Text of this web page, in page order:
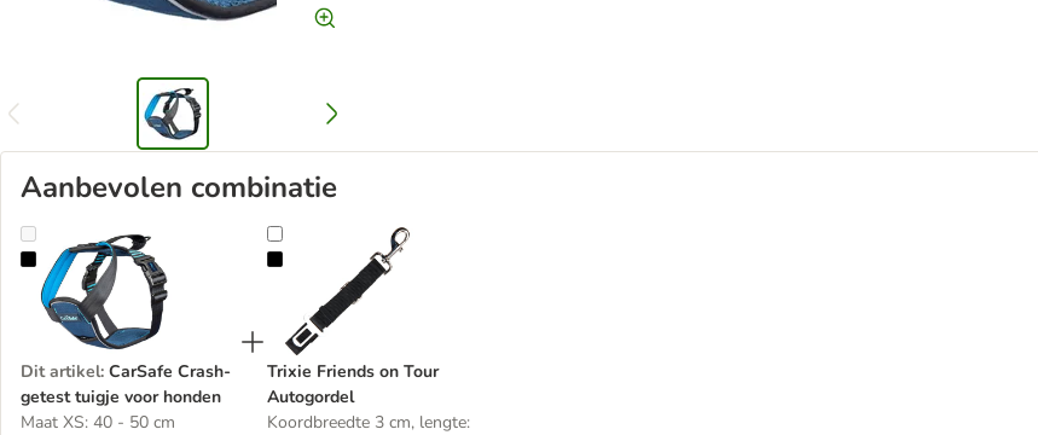
Aanbevolen combinatie
CarSafe Crash-getest tuigje voor honden
Dit artikel: CarSafe Crash-
getest tuigje voor honden
Maat XS: 40 - 50 cm
Trixie Friends on Tour Autogordel
Trixie Friends on Tour
Autogordel
Koordbreedte 3 cm, lengte: